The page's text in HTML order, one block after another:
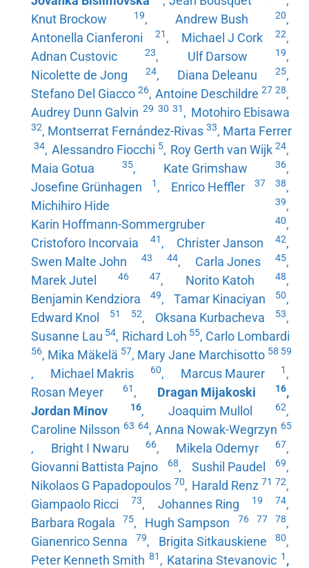
Knut Brockow
19, Andrew Bush 20,
Antonella Cianferoni
21 , Michael J Cork 22,
Adnan Custovic
23, Ulf Darsow 19,
Nicolette de Jong
24, Diana Deleanu 25,
Stefano Del Giacco 26, Antoine Deschildre 27 28,
Audrey Dunn Galvin 29 30 31 , Motohiro Ebisawa
32, Montserrat Fernández-Rivas 33, Marta Ferrer
34, Alessandro Fiocchi 5, Roy Gerth van Wijk 24,
Maia Gotua
35, Kate Grimshaw 36,
Josefine Grünhagen
1 , Enrico Heffler 37 38,
Michihiro Hide
39,
Karin Hoffmann-Sommergruber
40,
Cristoforo Incorvaia
41 , Christer Janson 42,
Swen Malte John
43 44, Carla Jones 45,
Marek Jutel
46 47, Norito Katoh 48,
Benjamin Kendziora
49,Tamar Kinaciyan 50,
Edward Knol
51 52, Oksana Kurbacheva 53,
Susanne Lau 54, Richard Loh 55, Carlo Lombardi
56, Mika Mäkelä 57, Mary Jane Marchisotto 58 59
, Michael Makris 60, Marcus Maurer 1 ,
Rosan Meyer
61 , Dragan Mijakoski 16,
Jordan Minov
16, Joaquim Mullol 62,
Caroline Nilsson 63 64,Anna Nowak-Wegrzyn 65
, Bright I Nwaru 66, Mikela Odemyr 67,
Giovanni Battista Pajno
68, Sushil Paudel 69,
Nikolaos G Papadopoulos 70, Harald Renz 71 72,
Giampaolo Ricci
73, Johannes Ring 19 74,
Barbara Rogala
75, Hugh Sampson 76 77 78,
Gianenrico Senna
79, Brigita Sitkauskiene 80,
Peter Kenneth Smith 81 , Katarina Stevanovic 1 ,